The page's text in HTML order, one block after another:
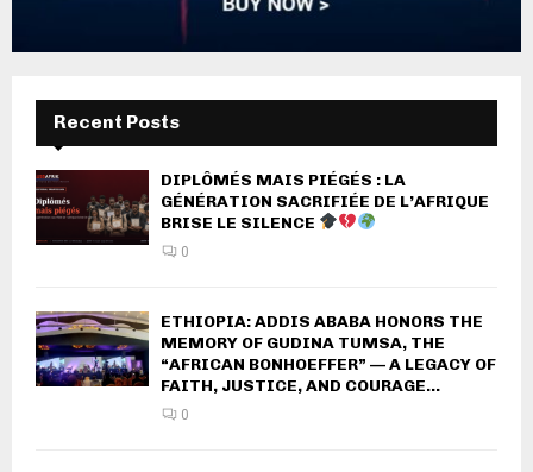
Recent Posts
DIPLÔMÉS MAIS PIÉGÉS : LA
GÉNÉRATION SACRIFIÉE DE L’AFRIQUE
BRISE LE SILENCE
0
ETHIOPIA: ADDIS ABABA HONORS THE
MEMORY OF GUDINA TUMSA, THE
“AFRICAN BONHOEFFER” — A LEGACY OF
FAITH, JUSTICE, AND COURAGE...
0